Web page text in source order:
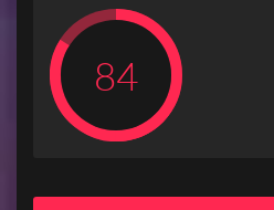
84